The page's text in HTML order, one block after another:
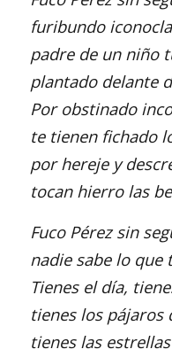
furibundo
padre de un niño
plantado delante
Por obstinado
te tienen fichado
por hereje y
tocan hierro las
Fuco Pérez sin
nadie sabe lo que
Tienes el día,
tienes los pájaros
tienes las